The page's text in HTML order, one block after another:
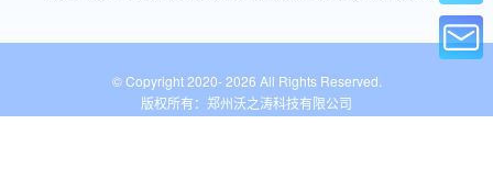
© Copyright 2020-2026 All Rights Reserved.
版权所有：郑州沃之涛科技有限公司